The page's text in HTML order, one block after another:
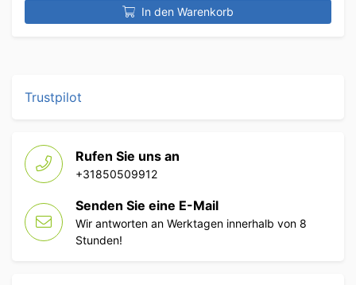
In den Warenkorb
Trustpilot
Rufen Sie uns an
+31850509912
Senden Sie eine E-Mail
Wir antworten an Werktagen innerhalb von 8
Stunden!